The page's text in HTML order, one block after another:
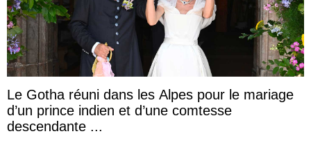
Le Gotha réuni dans les Alpes pour le mariage
d’un prince indien et d’une comtesse
descendante ...